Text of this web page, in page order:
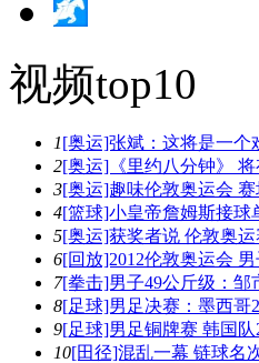
视频top10
1[奥运]张斌：这将是一个
2[奥运]《里约八分钟》
3[奥运]趣味伦敦奥运会
4[篮球]小皇帝詹姆斯接球
5[奥运]获奖者说 伦敦奥
6[回放]2012伦敦奥运会
7[拳击]男子49公斤级：邹
8[足球]男足决赛：墨西哥
9[足球]男足铜牌赛 韩国
10[田径]混乱一幕 链球名